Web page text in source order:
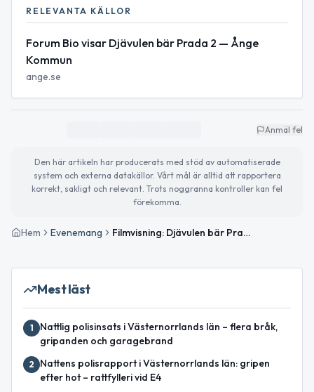
RELEVANTA KÄLLOR
Forum Bio visar Djävulen bär Prada 2 — Ånge
Kommun
ange.se
Anmäl fel
Den här artikeln har producerats med stöd av automatiserade
system och externa datakällor. Vårt mål är alltid att rapportera
korrekt, sakligt och relevant. Trots noggranna kontroller kan fel
förekomma.
Hem Evenemang Filmvisning: Djävulen bär Prada 2
Mest läst
1
Nattlig polisinsats i Västernorrlands län – flera bråk,
gripanden och garagebrand
2
Nattens polisrapport i Västernorrlands län: gripen
efter hot – rattfylleri vid E4